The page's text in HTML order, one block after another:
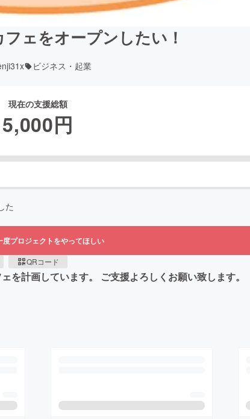
ェをオープンしたい！
ビジネス・起業
現在の支援総額
5,000円
た
度プロジェクトをやってほしい
QRコード
を計画しています。 ご支援よろしくお願い致します。